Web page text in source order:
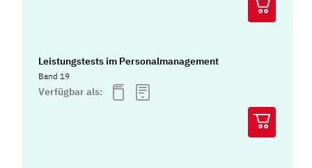
Leistungstests im Personalmanagement
Band 19
Verfügbar als: